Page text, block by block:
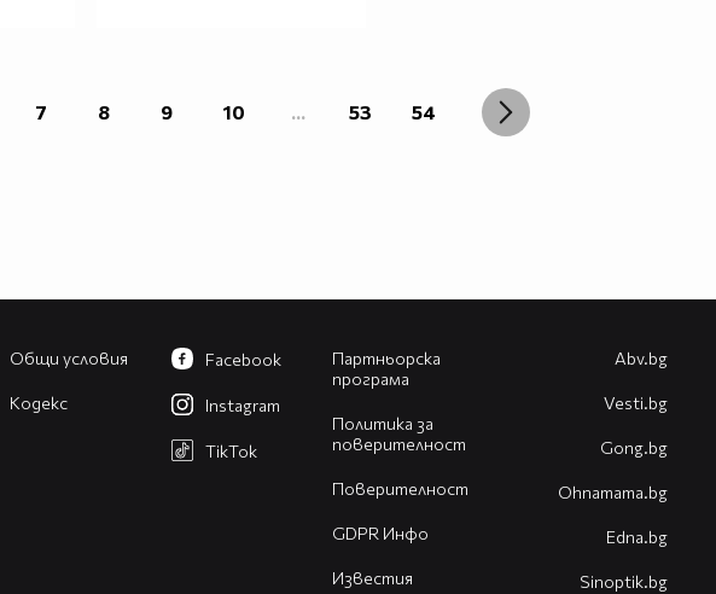
7 8 9 10 ... 53 54
Общи условия
Кодекс
Партньорска
програма
Политика за
поверителност
Поверителност
GDPR Инфо
Известия
Facebook
Instagram
TikTok
Abv.bg
Vesti.bg
Gong.bg
Оhnamama.bg
Edna.bg
Sinoptik.bg